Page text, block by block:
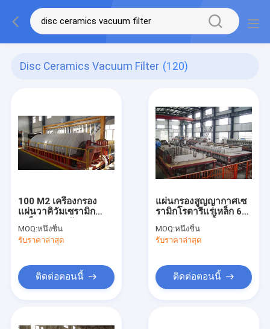
Disc Ceramics Vacuum Filter (120)
100 M2 เครื่องกรอง
แผ่นวาคิวัมเซรามิก
เหมือง แยกสลัด การ
เหมืองแร่ อุปกรณ์การกํา
จัดน้ํา
MOQ:หนึ่งชิ้น
รับราคาล่าสุด
ติดต่อตอนนี้
แผ่นกรองสูญญากาศเซ
รามิกโรตารีแร่เหล็ก 60
M2 ระบบแยกน้ำออก
จากเหมือง
MOQ:หนึ่งชิ้น
รับราคาล่าสุด
ติดต่อตอนนี้